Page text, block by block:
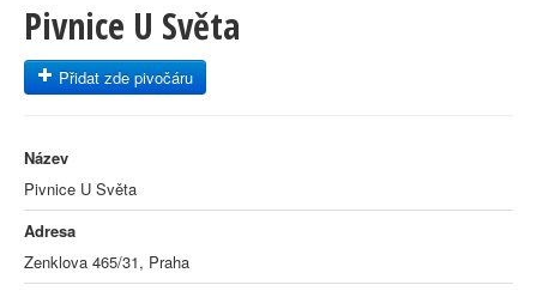
Pivnice U Světa
Přidat zde pivočáru
Název
Pivnice U Světa
Adresa
Zenklova 465/31, Praha